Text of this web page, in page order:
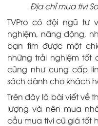
Địa chỉ mua tivi
TVPro có đội ngũ tư
nghiệm, năng động,
bạn tìm được một
những trải nghiệm tốt
cũng như cung cấp
sách dành cho khách
Trên đây là bài viết về
lượng và nên mua
cầu mua tivi cũ giá tốt